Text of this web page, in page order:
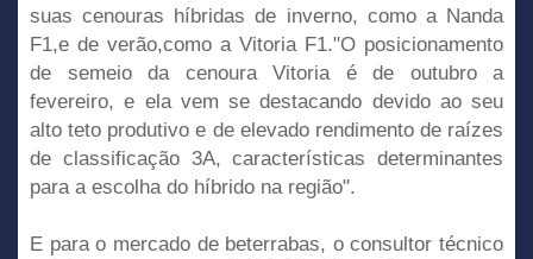
suas cenouras híbridas de inverno, como a Nanda
F1,e de verão,como a Vitoria F1."O posicionamento
de semeio da cenoura Vitoria é de outubro a
fevereiro, e ela vem se destacando devido ao seu
alto teto produtivo e de elevado rendimento de raízes
de classificação 3A, características determinantes
para a escolha do híbrido na região".
E para o mercado de beterrabas, o consultor técnico